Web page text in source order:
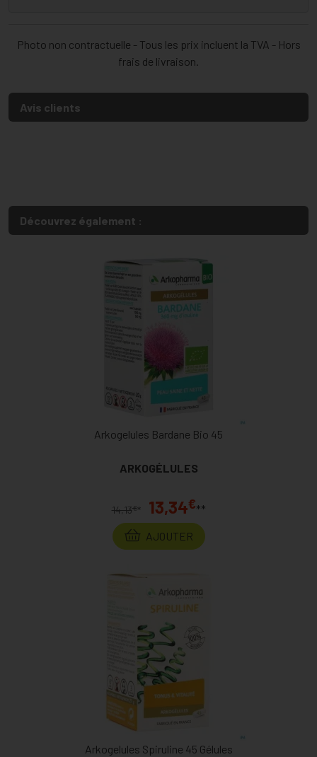
Photo non contractuelle - Tous les prix incluent la TVA - Hors
frais de livraison.
Avis clients
Découvrez également :
Arkogelules Bardane Bio 45
ARKOGÉLULES
14,13€ * 13,34€**
AJOUTER
Arkogelules Spiruline 45 Gélules